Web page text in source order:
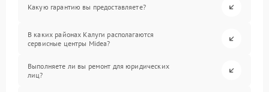
Какую гарантию вы предоставляете?
В каких районах Калуги располагаются
сервисные центры Midea?
Выполняете ли вы ремонт для юридических
лиц?